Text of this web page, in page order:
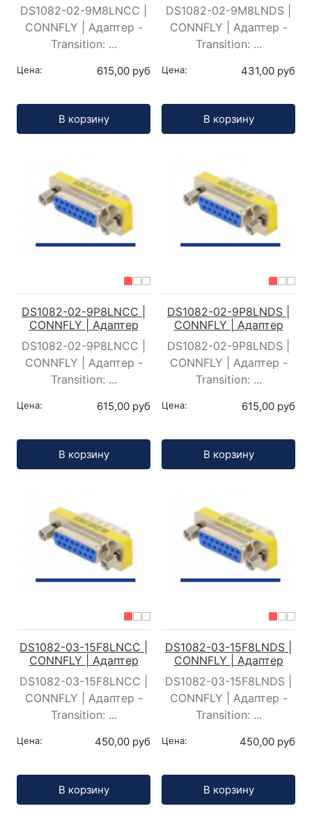
DS1082-02-9M8LNCC |
CONNFLY | Адаптер -
Transition: ...
Цена: 615,00 руб
В корзину
DS1082-02-9M8LNDS |
CONNFLY | Адаптер -
Transition: ...
Цена: 431,00 руб
В корзину
DS1082-02-9P8LNCC |
CONNFLY | Адаптер
DS1082-02-9P8LNCC |
CONNFLY | Адаптер -
Transition: ...
Цена: 615,00 руб
В корзину
DS1082-02-9P8LNDS |
CONNFLY | Адаптер
DS1082-02-9P8LNDS |
CONNFLY | Адаптер -
Transition: ...
Цена: 615,00 руб
В корзину
DS1082-03-15F8LNCC |
CONNFLY | Адаптер
DS1082-03-15F8LNCC |
CONNFLY | Адаптер -
Transition: ...
Цена: 450,00 руб
В корзину
DS1082-03-15F8LNDS |
CONNFLY | Адаптер
DS1082-03-15F8LNDS |
CONNFLY | Адаптер -
Transition: ...
Цена: 450,00 руб
В корзину